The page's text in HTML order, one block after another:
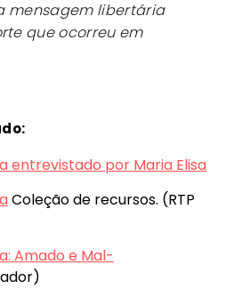
mensagem libertária
que ocorreu em
entrevistado por Maria Elisa
Coleção de recursos. (RTP
Amado e Mal-